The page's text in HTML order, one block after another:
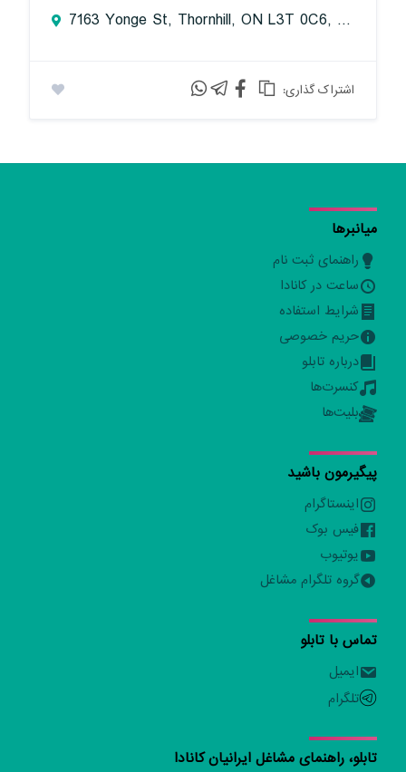
7163 Yonge St, Thornhill, ON L3T 0C6, Canada
:اشتراک گذاری
میانبرها
راهنمای ثبت نام
ساعت در کانادا
شرایط استفاده
حریم خصوصی
درباره تابلو
کنسرت‌ها
بلیت‌ها
پیگیرمون باشید
اینستاگرام
فیس بوک
یوتیوب
گروه تلگرام مشاغل
تماس با تابلو
ایمیل
تلگرام
تابلو، راهنمای مشاغل ایرانیان کانادا